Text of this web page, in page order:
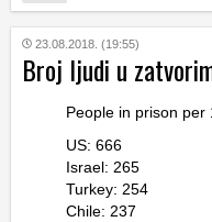
23.08.2018. (19:55)
Broj ljudi u
People in prison per
US: 666
Israel: 265
Turkey: 254
Chile: 237